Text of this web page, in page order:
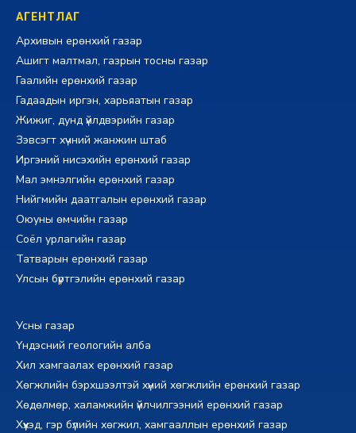
АГЕНТЛАГ
Архивын ерөнхий газар
Ашигт малтмал, газрын тосны газар
Гаалийн ерөнхий газар
Гадаадын иргэн, харьяатын газар
Жижиг, дунд үйлдвэрийн газар
Зэвсэгт хүчний жанжин штаб
Иргэний нисэхийн ерөнхий газар
Мал эмнэлгийн ерөнхий газар
Нийгмийн даатгалын ерөнхий газар
Оюуны өмчийн газар
Соёл урлагийн газар
Татварын ерөнхий газар
Улсын бүртгэлийн ерөнхий газар
Усны газар
Үндэсний геологийн алба
Хил хамгаалах ерөнхий газар
Хөгжлийн бэрхшээлтэй хүний хөгжлийн ерөнхий газар
Хөдөлмөр, халамжийн үйлчилгээний ерөнхий газар
Хүүхэд, гэр бүлийн хөгжил, хамгааллын ерөнхий газар